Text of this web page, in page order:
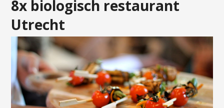
8x biologisch restaurant
Utrecht